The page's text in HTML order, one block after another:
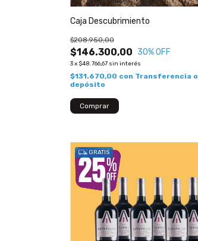
Caja Descubrimiento
$146.300,00
$208.950,00
30% OFF
3x $48.766,67 sin interés
$131.670,00 con Transferencia o
depósito
GRATIS